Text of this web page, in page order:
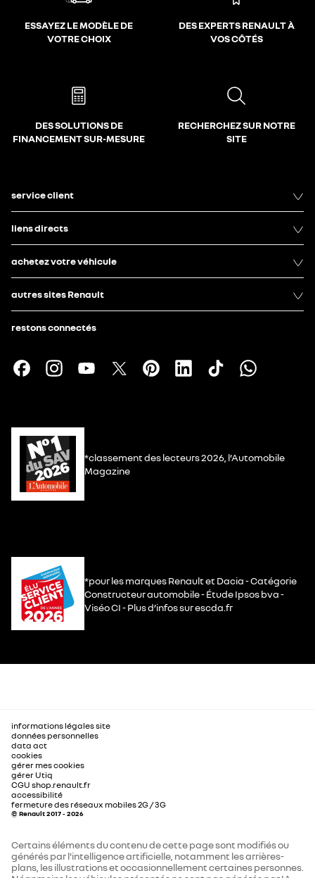
ESSAYEZ LE MODÈLE DE
VOTRE CHOIX
DES EXPERTS RENAULT À
VOS CÔTÉS
DES SOLUTIONS DE
FINANCEMENT SUR-MESURE
RECHERCHEZ SUR NOTRE
SITE
service client
liens directs
achetez votre véhicule
autres sites Renault
restons connectés
*classement des lecteurs 2026, l’Automobile
Magazine
*pour les marques Renault et Dacia - Catégorie
Constructeur automobile - Étude Ipsos bva -
Viséo CI - Plus d’infos sur escda.fr
informations légales site
données personnelles
data act
cookies
gérer mes cookies
gérer Utiq
CGU shop.renault.fr
accessibilité
fermeture des réseaux mobiles 2G / 3G
© Renault 2017 - 2026
Certains éléments du contenu de cette page sont modifiés ou
générés par l'intelligence artificielle, notamment les arrières-
plans, les illustrations et occasionnellement certaines personnes.